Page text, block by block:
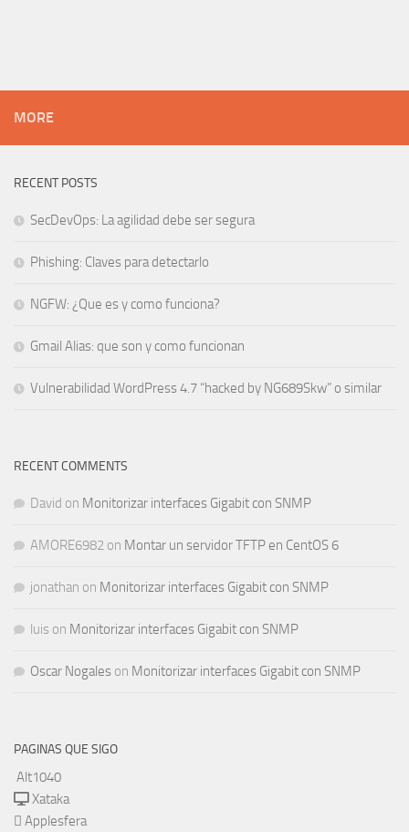
MORE
RECENT POSTS
SecDevOps: La agilidad debe ser segura
Phishing: Claves para detectarlo
NGFW: ¿Que es y como funciona?
Gmail Alias: que son y como funcionan
Vulnerabilidad WordPress 4.7 “hacked by NG689Skw” o similar
RECENT COMMENTS
David on Monitorizar interfaces Gigabit con SNMP
AMORE6982 on Montar un servidor TFTP en CentOS 6
jonathan on Monitorizar interfaces Gigabit con SNMP
luis on Monitorizar interfaces Gigabit con SNMP
Oscar Nogales on Monitorizar interfaces Gigabit con SNMP
PAGINAS QUE SIGO
Alt1040
Xataka
Applesfera